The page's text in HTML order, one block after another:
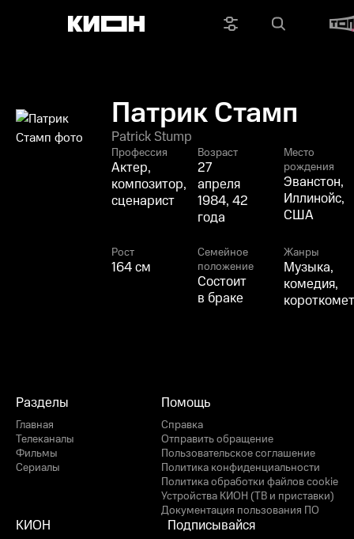
Патрик Стамп
Patrick Stump
Профессия
Актер,
композитор,
сценарист
Возраст
27
апреля
1984, 42
года
Место
рождения
Эванстон,
Иллинойс,
США
Рост
164 см
Семейное
положение
Состоит
в браке
Жанры
Музыка,
комедия,
Разделы
Главная
Телеканалы
Фильмы
Сериалы
Помощь
Справка
Отправить обращение
Пользовательское соглашение
Политика конфиденциальности
Политика обработки файлов cookie
Устройства КИОН (ТВ и приставки)
Документация пользования ПО
КИОН Подписывайся